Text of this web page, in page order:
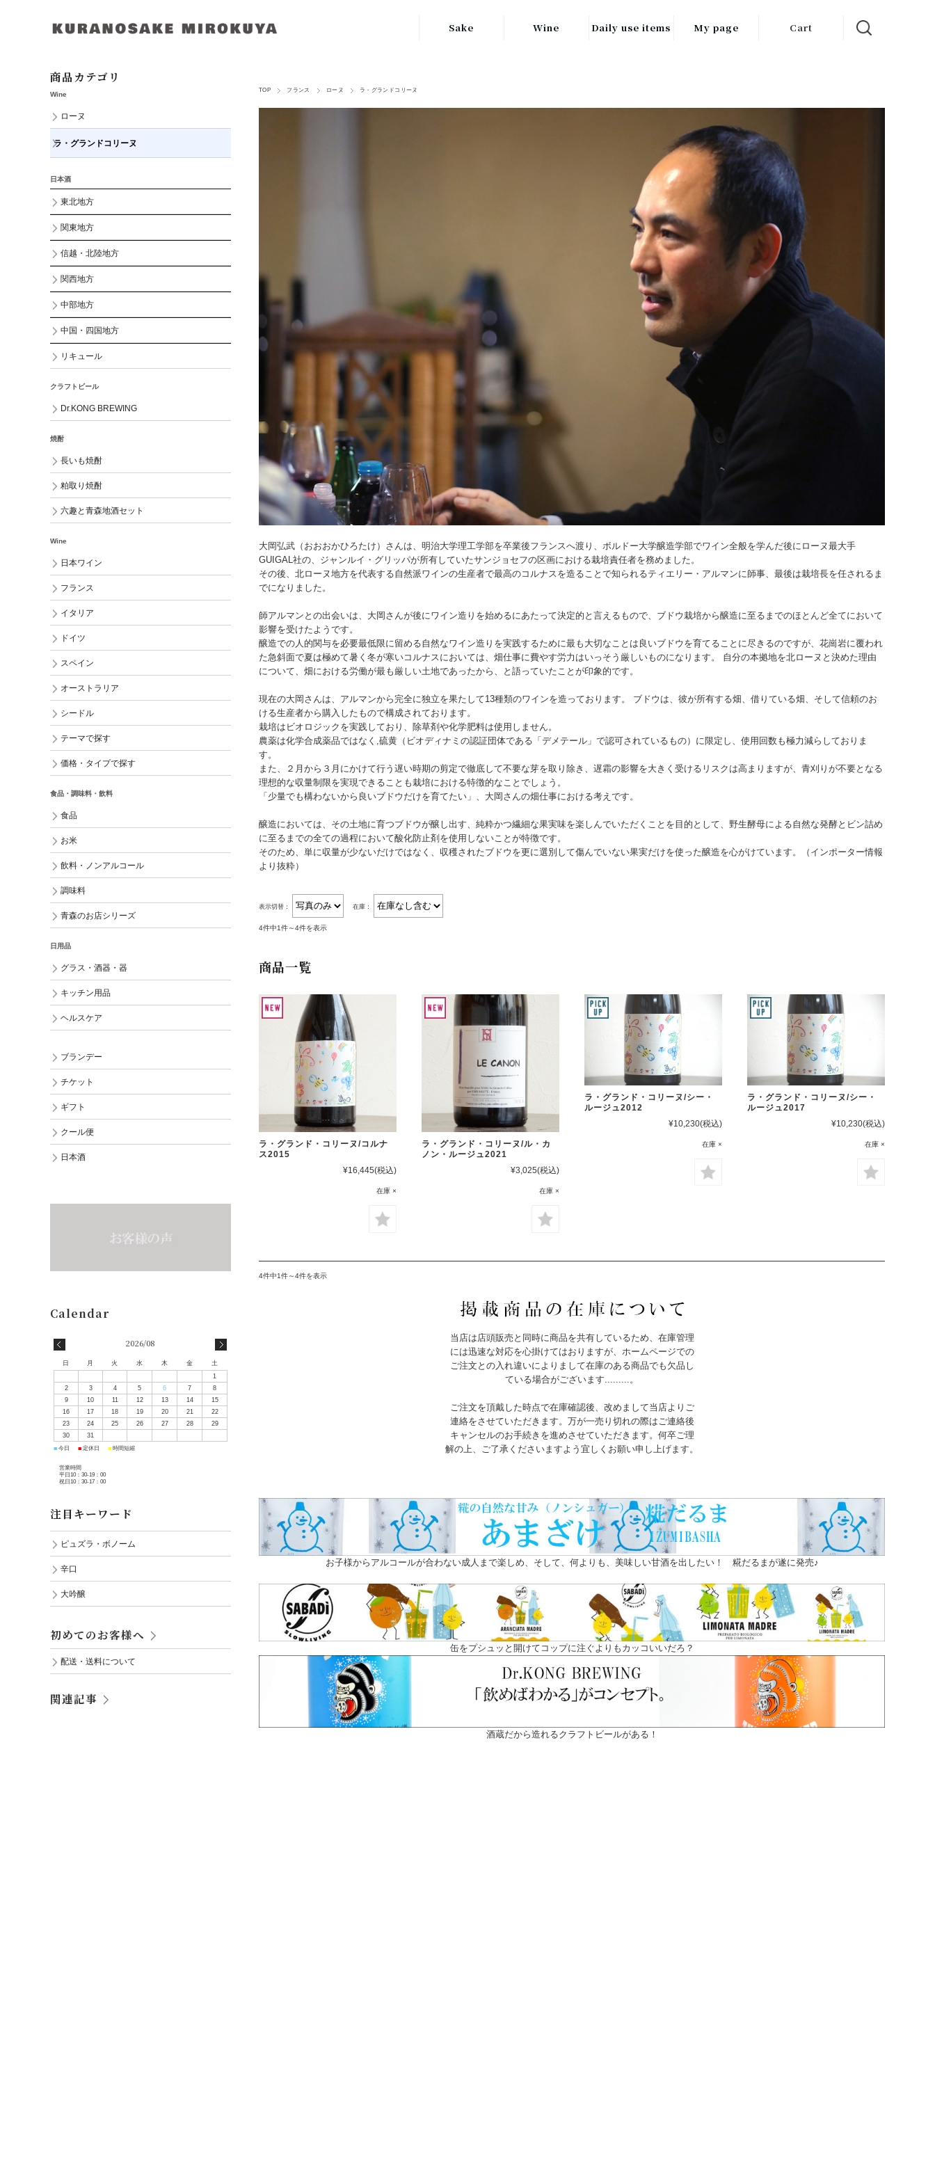
Sake Wine
FRANCE
Daily use items
グラス・酒器・
ヘルスケア
My page Cart
TOP フランス ローヌ ラ・グランドコリーヌ
大岡弘武（おおおかひろたけ）さんは、明治大学理工学部を卒業後フランスへ渡り、ボルドー大学醸造学部でワイン全般を学んだ後にローヌ最大手
GUIGAL社の、ジャンルイ・グリッパが所有していたサンジョセフの区画における栽培責任者を務めました。
その後、北ローヌ地方を代表する自然派ワインの生産者で最高のコルナスを造ることで知られるティエリー・アルマンに師事、最後は栽培長を任されるま
でになりました。
師アルマンとの出会いは、大岡さんが後にワイン造りを始めるにあたって決定的と言えるもので、ブドウ栽培から醸造に至るまでのほとんど全てにおいて
影響を受けたようです。
醸造での人的関与を必要最低限に留める自然なワイン造りを実践するために最も大切なことは良いブドウを育てることに尽きるのですが、花崗岩に覆われ
た急斜面で夏は極めて暑く冬が寒いコルナスにおいては、畑仕事に費やす労力はいっそう厳しいものになります。
自分の本拠地を北ローヌと決めた理由
について、畑における労働が最も厳しい土地であったから、と語っていたことが印象的です。
現在の大岡さんは、アルマンから完全に独立を果たして13種類のワインを造っております。 ブドウは、彼が所有する畑、借りている畑、そして信頼のお
ける生産者から購入したもので構成されております。
栽培はビオロジックを実践しており、除草剤や化学肥料は使用しません。
農薬は化学合成薬品ではなく,硫黄（ビオディナミの認証団体である「デメテール」で認可されているもの）に限定し、使用回数も極力減らしておりま
す。
また、２月から３月にかけて行う遅い時期の剪定で徹底して不要な芽を取り除き、遅霜の影響を大きく受けるリスクは高まりますが、青刈りが不要となる
理想的な収量制限を実現できることも栽培における特徴的なことでしょう。
「少量でも構わないから良いブドウだけを育てたい」、大岡さんの畑仕事における考えです。
醸造においては、その土地に育つブドウが醸し出す、純粋かつ繊細な果実味を楽しんでいただくことを目的として、野生酵母による自然な発酵とビン詰め
に至るまでの全ての過程において酸化防止剤を使用しないことが特徴です。
そのため、単に収量が少ないだけではなく、収穫されたブドウを更に選別して傷んでいない果実だけを使った醸造を心がけています。（インポーター情報
より抜粋）
表示切替： 在庫：
4件中1件～4件を表示
商品一覧
ラ・グランド・コリーヌ/コルナ
ス2015
¥16,445(税込)
在庫 ×
ラ・グランド・コリーヌ/ル・カ
ノン・ルージュ2021
¥3,025(税込)
在庫 ×
ラ・グランド・コリーヌ/シー・
ルージュ2012
¥10,230(税込)
在庫 ×
ラ・グランド・コリーヌ/シー・
ルージュ2017
¥10,230(税込)
在庫 ×
4件中1件～4件を表示
当店は店頭販売と同時に商品を共有しているため、在庫管理
には迅速な対応を心掛けてはおりますが、ホームページでの
ご注文との入れ違いによりまして在庫のある商品でも欠品し
ている場合がございます.........。
ご注文を頂戴した時点で在庫確認後、改めまして当店よりご
連絡をさせていただきます。万が一売り切れの際はご連絡後
キャンセルのお手続きを進めさせていただきます。何卒ご理
解の上、ご了承くださいますよう宜しくお願い申し上げます。
お子様からアルコールが合わない成人まで楽しめ、そして、何よりも、美味しい甘酒を出したい！ 糀だるまが遂に発売♪
缶をプシュッと開けてコップに注ぐよりもカッコいいだろ？
酒蔵だから造れるクラフトビールがある！
商品カテゴリ
Wine
ローヌ
ラ・グランドコリーヌ
日本酒
東北地方
関東地方
信越・北陸地方
関西地方
中部地方
中国・四国地方
リキュール
クラフトビール
Dr.KONG BREWING
焼酎
長いも焼酎
粕取り焼酎
六趣と青森地酒セット
Wine
日本ワイン
フランス
イタリア
ドイツ
スペイン
オーストラリア
シードル
テーマで探す
価格・タイプで探す
食品・調味料・飲料
食品
お米
飲料・ノンアルコール
調味料
青森のお店シリーズ
日用品
グラス・酒器・器
キッチン用品
ヘルスケア
ブランデー
チケット
ギフト
クール便
日本酒
2026/08
日 月 火 水 木 金
土
1
2
3 4 5 6 7
8
9
10 11 12 13 14
15
16
17 18 19 20 21
22
23
24 25 26 27 28
29
30
31
■ 今日 ■ 定休日 ■ 時間短縮
営業時間
平日10：30-19：00
祝日10：30-17：00
注目キーワード
ピュズラ・ボノーム
辛口
大吟醸
初めてのお客様へ
配送・送料について
関連記事